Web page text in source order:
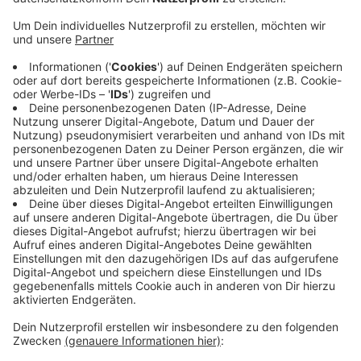
Anzeige
Radfahrer kam in Uniklinik
Anzeige
Ein 57-jähriger Radfahrer aus Vreden, der aus Richtung
Krankenhaus kam, wollte die Umgehungsstraße
überqueren. Dabei wurde er von einem Auto erfasst
und schwer verletzt. Ein Rettungshubschrauber
brachte den Vredener in eine Uniklinik. Der Autofahrer
aus Reken wurde leicht verletzt.
Anzeige